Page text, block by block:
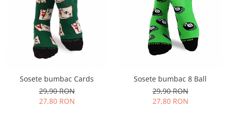
Sosete bumbac Cards
29,90 RON
27,80 RON
Sosete bumbac 8 Ball
29,90 RON
27,80 RON